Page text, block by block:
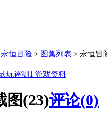
永恒冒险 > 图集列表 > 永恒冒
玩评测 1 游戏资料
图(23)评论(0)